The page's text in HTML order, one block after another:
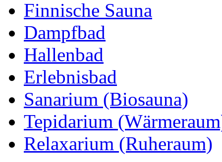
Finnische Sauna
Dampfbad
Hallenbad
Erlebnisbad
Sanarium (Biosauna)
Tepidarium
Relaxarium (Ruheraum)